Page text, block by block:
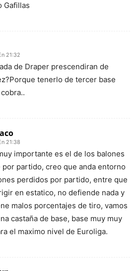
Gafillas
21:32
de Draper prescendiran de
tenerlo de tercer base
21:38
importante es el de los balones
partido, creo que anda entorno
perdidos por partido, entre que
en estatico, no defiende nada y
malos porcentajes de tiro, vamos
castaña de base, base muy muy
el maximo nivel de Euroliga.